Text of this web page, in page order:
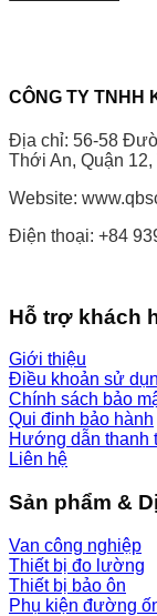
CÔNG TY TNHH
Địa chỉ: 56-58
Thới An, Quận
Website:
Điện thoại: +84
Hỗ trợ khách
Giới thiệu
Điều khoản sử
Chính sách bảo
Qui đinh bảo hành
Hướng dẫn thanh
Liên hệ
Sản phẩm &
Van công nghiệp
Thiết bị đo lường
Thiết bị bảo ôn
Phụ kiện đường